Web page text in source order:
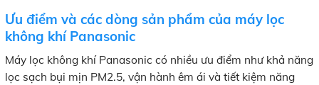
Ưu điểm và các dòng sản phẩm của máy lọc
không khí Panasonic
Máy lọc không khí Panasonic có nhiều ưu điểm như khả năng
lọc sạch bụi mịn PM2.5, vận hành êm ái và tiết kiệm năng